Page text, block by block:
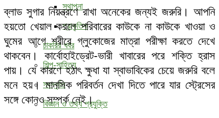
স্থাপনা
প্রাকৃতিক
চাকরির খবর
শিল্প-সাহিত্য
সংস্কৃতি
বিজ্ঞান ও তথ্য প্রযুক্তি
ব্লাড সুগার নিয়ন্ত্রণে রাখা অনেকের জন্যই জরুরি। আপনি
হয়তো খেয়াল করলে পরিবারের কাউকে না কাউকে খাওয়া ও
ঘুমের আগে শরীরে গ্লুকোজের মাত্রা পরীক্ষা করতে দেখে
থাকবেন। কার্বোহাইড্রেট-ভারী খাবারের পরে শক্তি হ্রাস
পায়। যে কারণে হঠাৎ ক্ষুধা যা স্বাভাবিকের চেয়ে জরুরি বলে
মনে হয়। মানসিক পরিবর্তন দেখা দিতে পারে যার স্ট্রেসের
সঙ্গে কোনও সম্পর্ক নেই।